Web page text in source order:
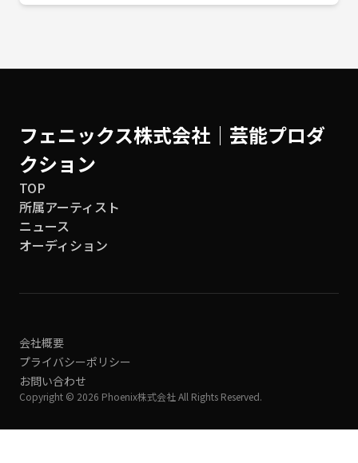
フェニックス株式会社│芸能プロダ
クション
TOP
所属アーティスト
ニュース
オーディション
会社概要
プライバシーポリシー
お問い合わせ
Copyright © 2026 Phoenix株式会社 All Rights Reserved.